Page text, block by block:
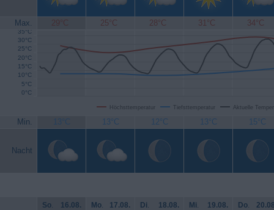
Max. 29°C 25°C 28°C 31°C 34°C
Höchsttemperatur Tiefsttemperatur Aktuelle
0°C
5°C
10°C
15°C
20°C
25°C
30°C
35°C
Min. 13°C 13°C 12°C 13°C 15°C
Nacht
So. 16.08. Mo. 17.08. Di. 18.08. Mi. 19.08. Do.